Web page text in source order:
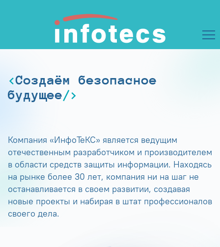
Создаём безопасное
будущее
Компания «ИнфоТеКС» является ведущим
отечественным разработчиком и производителем
в области средств защиты информации. Находясь
на рынке более 30 лет, компания ни на шаг не
останавливается в своем развитии, создавая
новые проекты и набирая в штат профессионалов
своего дела.